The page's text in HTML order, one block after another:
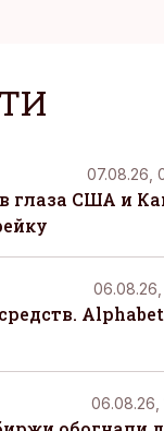
07.08.26,
глаза США и
06.08.26,
06.08.26,